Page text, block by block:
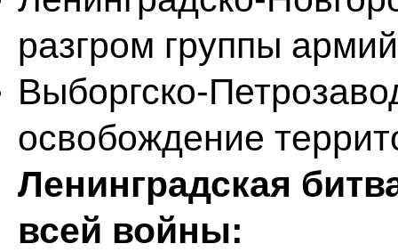
разгром группы
Выборгско-
освобождение
Ленинградская
всей войны: